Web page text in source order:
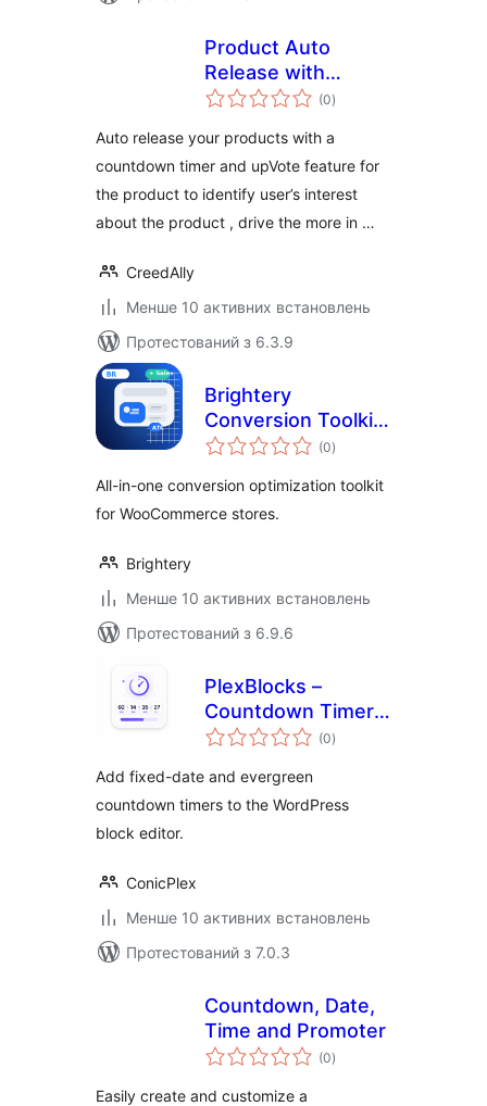
Product Auto
Release with
Upvote &
(0загальний
рейтинг
)
Auto release your products with a
countdown timer and upVote feature for
the product to identify user’s interest
about the product , drive the more in …
CreedAlly
Менше 10 активних встановлень
Протестований з 6.3.9
Brightery
Conversion Toolkit
for WooCommerce
(0загальний
рейтинг
)
All-in-one conversion optimization toolkit
for WooCommerce stores.
Brightery
Менше 10 активних встановлень
Протестований з 6.9.6
PlexBlocks –
Countdown Timer
for block editor
(0загальний
рейтинг
)
Add fixed-date and evergreen
countdown timers to the WordPress
block editor.
ConicPlex
Менше 10 активних встановлень
Протестований з 7.0.3
Countdown, Date,
Time and Promoter
(0загальний
рейтинг
)
Easily create and customize a